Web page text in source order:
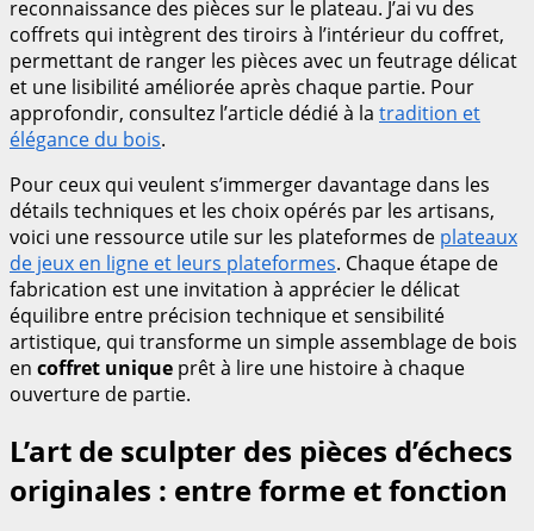
reconnaissance des pièces sur le plateau. J’ai vu des
coffrets qui intègrent des tiroirs à l’intérieur du coffret,
permettant de ranger les pièces avec un feutrage délicat
et une lisibilité améliorée après chaque partie. Pour
approfondir, consultez l’article dédié à la tradition et
élégance du bois.
Pour ceux qui veulent s’immerger davantage dans les
détails techniques et les choix opérés par les artisans,
voici une ressource utile sur les plateformes de plateaux
de jeux en ligne et leurs plateformes. Chaque étape de
fabrication est une invitation à apprécier le délicat
équilibre entre précision technique et sensibilité
artistique, qui transforme un simple assemblage de bois
en coffret unique prêt à lire une histoire à chaque
ouverture de partie.
L’art de sculpter des pièces d’échecs
originales : entre forme et fonction